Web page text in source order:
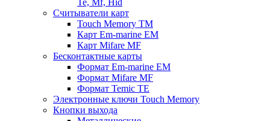
Te, Mf, Hid
Считыватели карт
Touch Memory TM
Карт Em-marine EM
Карт Mifare MF
Бесконтактные карты
Формат Em-marine EM
Формат Mifare MF
Формат Temic TE
Электронные ключи Touch Memory
Кнопки выхода